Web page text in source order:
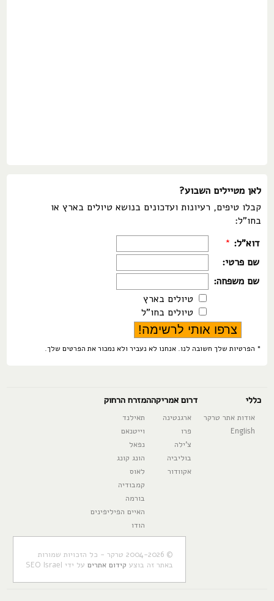
לאן מטיילים השבוע?
קבלו טיפים, רעיונות ועדכונים בנושא טיולים בארץ או
בחו"ל:
דוא"ל: *
שם פרטי:
שם משפחה:
טיולים בארץ
טיולים בחו"ל
* הפרטיות שלך חשובה לנו. אנחנו לא נעביר ולא נמכור את הפרטים שלך.
כללי
אודות אתר טרקר
English
דרום אמריקה
ארגנטינה
פרו
צ'ילה
בוליביה
אקוודור
המזרח הרחוק
תאילנד
וייטנאם
נפאל
הונג קונג
לאוס
קמבודיה
בורמה
האיים הפיליפינים
הודו
© 2004-2026 טרקר - כל הזכויות שמורות
באתר זה בוצע קידום אתריםעל ידי SEO Israel